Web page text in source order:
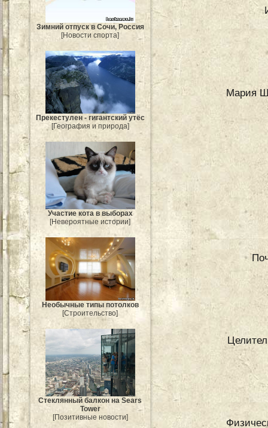
Зимний отпуск в Сочи, Россия
[Новости спорта]
Прекестулен - гигантский утёс
[География и природа]
Участие кота в выборах
[Невероятные истории]
Необычные типы потолков
[Строительство]
Стеклянный балкон на Sears
Tower
[Позитивные новости]
Мария